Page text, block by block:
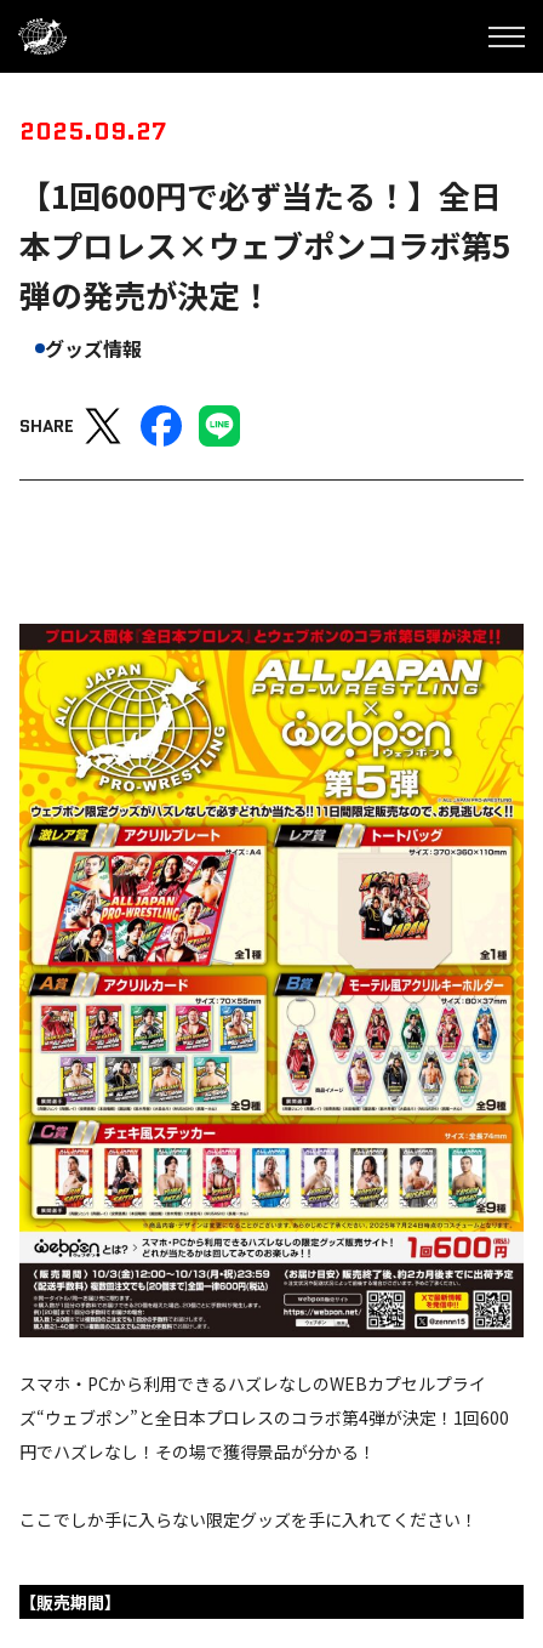
2025.09.27
【1回600円で必ず当たる！】全日
本プロレス×ウェブポンコラボ第5
弾の発売が決定！
グッズ情報
SHARE
スマホ・PCから利用できるハズレなしのWEBカプセルプライ
ズ“ウェブポン”と全日本プロレスのコラボ第4弾が決定！1回600
円でハズレなし！その場で獲得景品が分かる！
ここでしか手に入らない限定グッズを手に入れてください！
【販売期間】